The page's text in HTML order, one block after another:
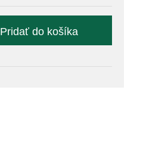
Pridať do košíka